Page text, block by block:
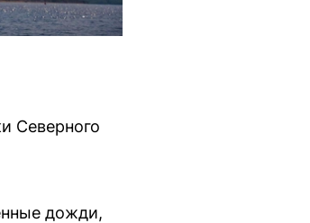
Северного
дожди,